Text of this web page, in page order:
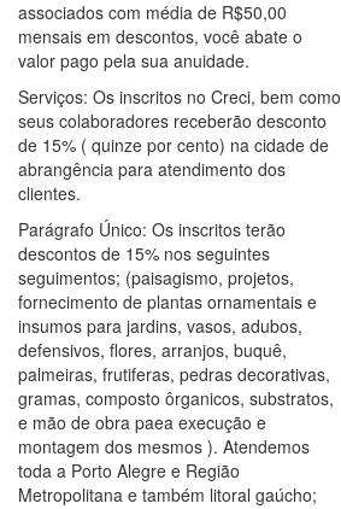
associados com média de R$50,00
mensais em descontos, você abate o
valor pago pela sua anuidade.
Serviços: Os inscritos no Creci, bem como
seus colaboradores receberão desconto
de 15% ( quinze por cento) na cidade de
abrangência para atendimento dos
clientes.
Parágrafo Único: Os inscritos terão
descontos de 15% nos seguintes
seguimentos; (paisagismo, projetos,
fornecimento de plantas ornamentais e
insumos para jardins, vasos, adubos,
defensivos, flores, arranjos, buquê,
palmeiras, frutiferas, pedras decorativas,
gramas, composto ôrganicos, substratos,
e mão de obra paea execução e
montagem dos mesmos ). Atendemos
toda a Porto Alegre e Região
Metropolitana e também litoral gaúcho;